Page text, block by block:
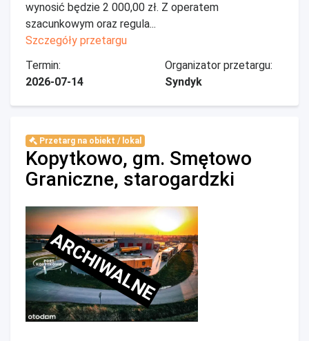
wynosić będzie 2 000,00 zł. Z operatem
szacunkowym oraz regula...
Szczegóły przetargu
Termin:
2026-07-14
Organizator przetargu:
Syndyk
Przetarg na obiekt / lokal
Kopytkowo, gm. Smętowo
Graniczne, starogardzki
ARCHIWALNE